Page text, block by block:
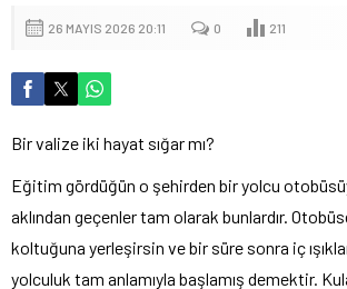
26 MAYIS 2026 20:11 0 211
Bir valize iki hayat sığar mı?
Eğitim gördüğün o şehirden bir yolcu
aklından geçenler tam olarak bunlardır.
koltuğuna yerleşirsin ve bir süre sonra iç
yolculuk tam anlamıyla başlamış demektir.